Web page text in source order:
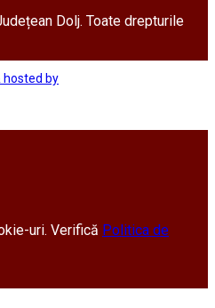
Dolj. Toate drepturile
hosted by
uri. Verifică Politica de